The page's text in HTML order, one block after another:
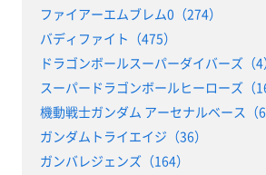
ファイアーエムブレム0（274）
バディファイト（475）
ドラゴンボールスーパーダイバーズ（4
スーパードラゴンボールヒーローズ（
機動戦士ガンダム アーセナルベース（
ガンダムトライエイジ（36）
ガンバレジェンズ（164）